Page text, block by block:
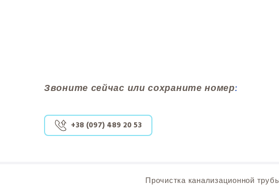
Звоните сейчас или сохраните номер:
+38 (097) 489 20 53
Прочистка канализационной